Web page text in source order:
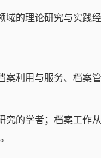
域的理论研究与实践
案利用与服务、档案
究的学者；档案工作